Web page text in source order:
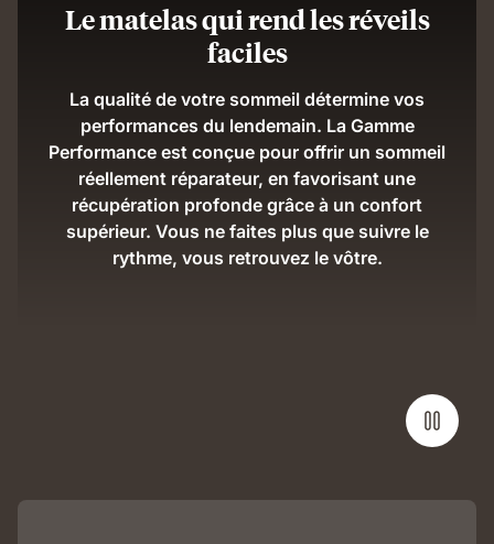
Le matelas qui rend les réveils
faciles
La qualité de votre sommeil détermine vos
performances du lendemain. La Gamme
Performance est conçue pour offrir un sommeil
réellement réparateur, en favorisant une
récupération profonde grâce à un confort
supérieur. Vous ne faites plus que suivre le
rythme, vous retrouvez le vôtre.